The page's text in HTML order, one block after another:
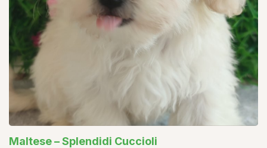
Maltese – Splendidi Cuccioli